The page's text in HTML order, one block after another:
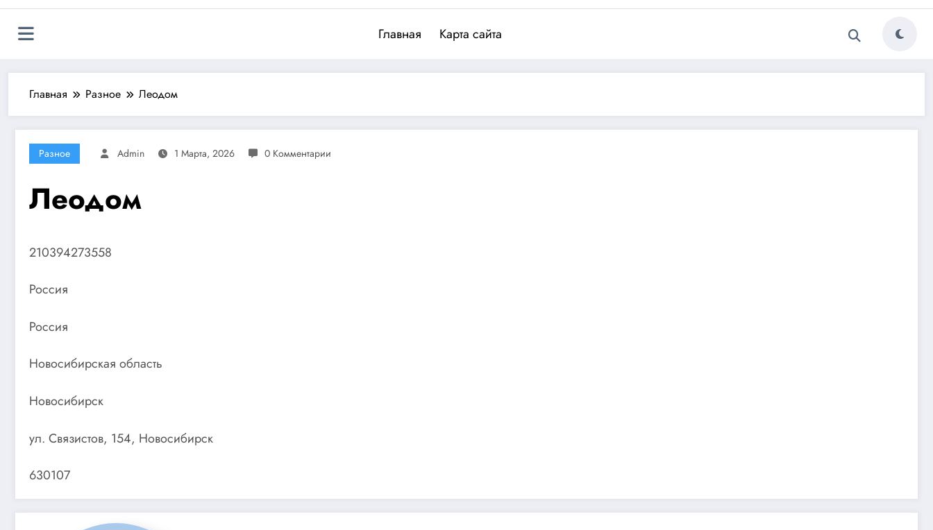
Главная Карта сайта
Главная Разное Леодом
Разное Admin 1 Марта, 2026 0 Комментарии
Леодом
210394273558
Россия
Россия
Новосибирская область
Новосибирск
ул. Связистов, 154, Новосибирск
630107